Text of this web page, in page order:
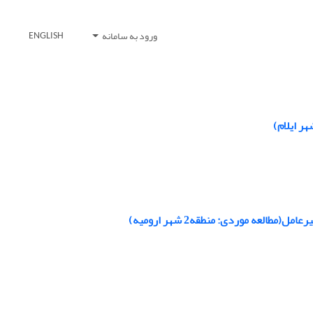
ورود به سامانه ENGLISH
ایلام)
موردی: منطقه2 شهر ارومیه)